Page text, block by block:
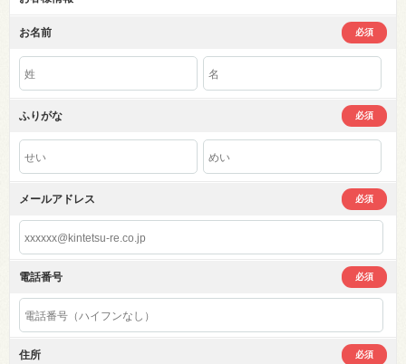
お名前 必須
ふりがな 必須
メールアドレス 必須
電話番号 必須
住所 必須